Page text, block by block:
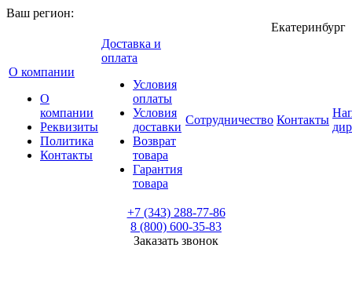
Ваш регион:
Екатеринбург
О компании
О
компании
Реквизиты
Политика
Контакты
Доставка и
оплата
Условия
оплаты
Условия
доставки
Возврат
товара
Гарантия
товара
Сотрудничество Контакты
+7 (343) 288-77-86
8 (800) 600-35-83
Заказать звонок